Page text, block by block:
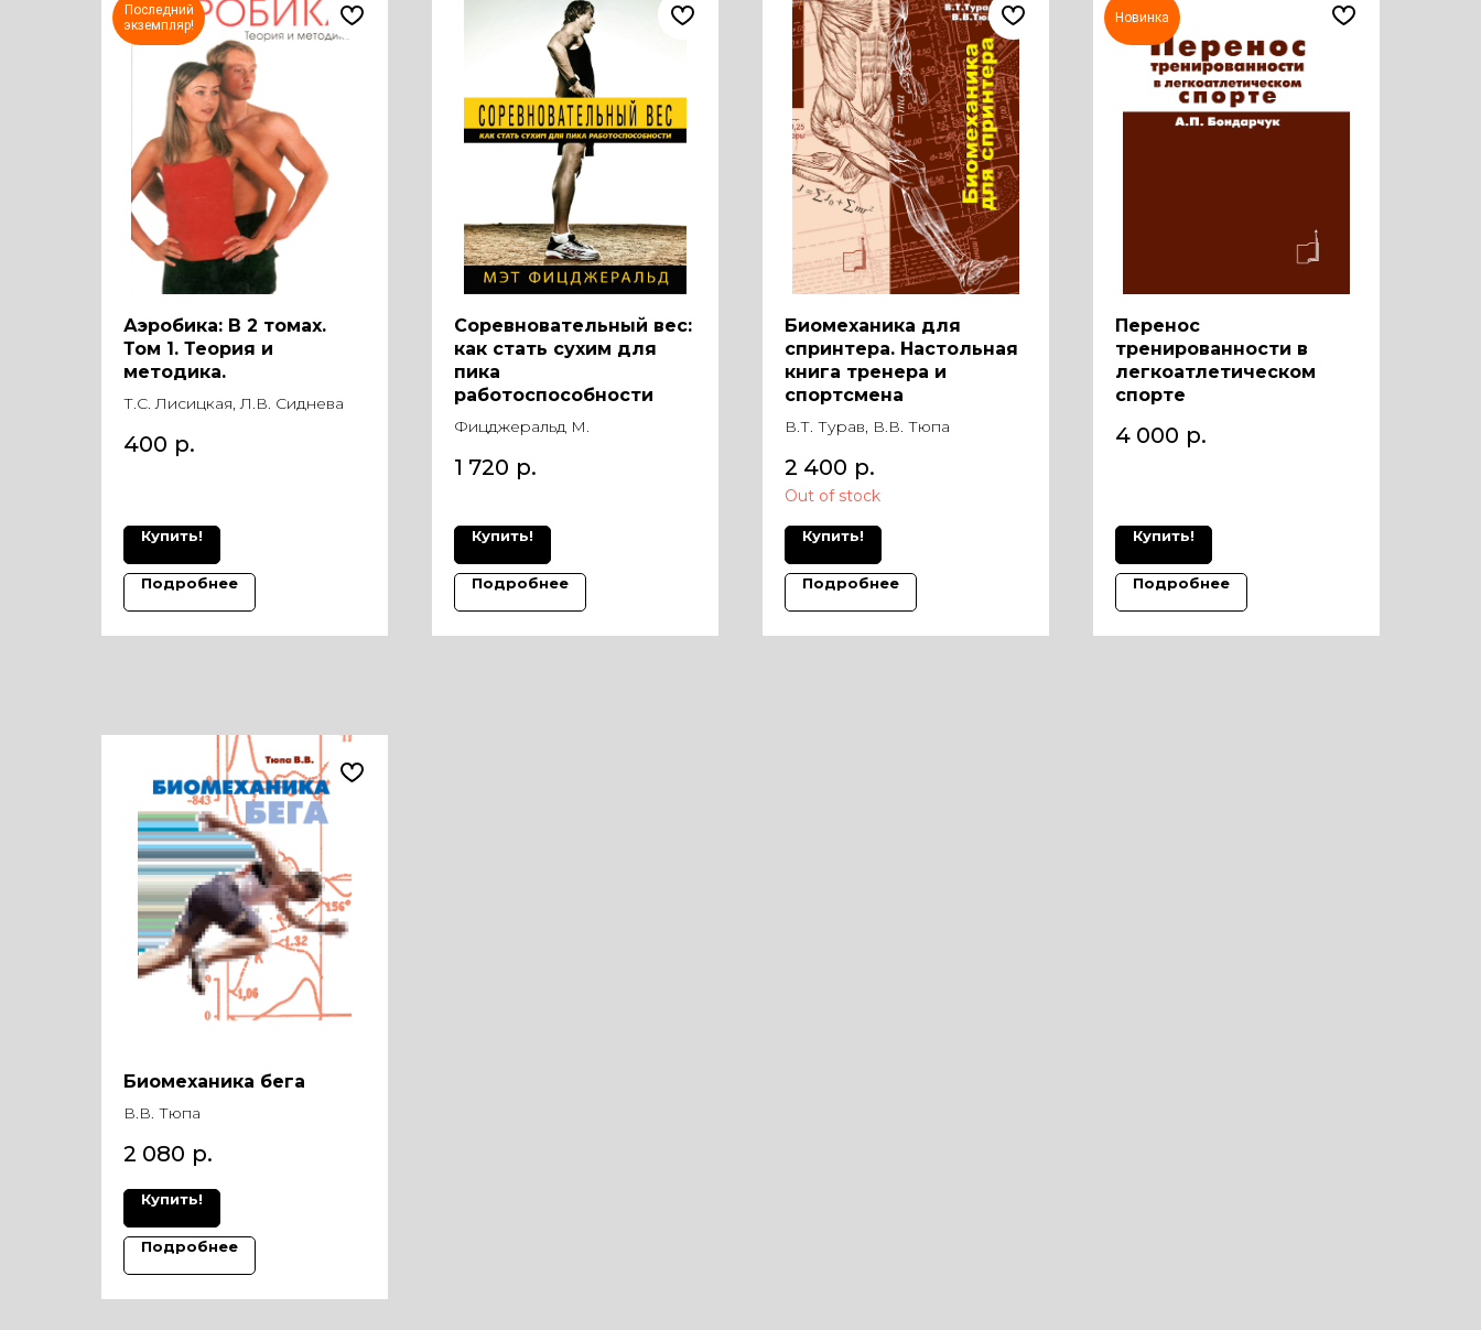
Последний
экземпляр!
Аэробика: В 2 томах.
Том 1. Теория и
методика.
Т.С. Лисицкая, Л.В. Сиднева
400 р.
Купить!
Подробнее
Соревновательный вес:
как стать сухим для
пика
работоспособности
Фицджеральд М.
1 720 р.
Купить!
Подробнее
Биомеханика для
спринтера. Настольная
книга тренера и
спортсмена
В.Т. Турав, В.В. Тюпа
2 400 р.
Out of stock
Купить!
Подробнее
Новинка
Перенос
тренированности в
легкоатлетическом
спорте
4 000 р.
Купить!
Подробнее
Биомеханика бега
В.В. Тюпа
2 080 р.
Купить!
Подробнее